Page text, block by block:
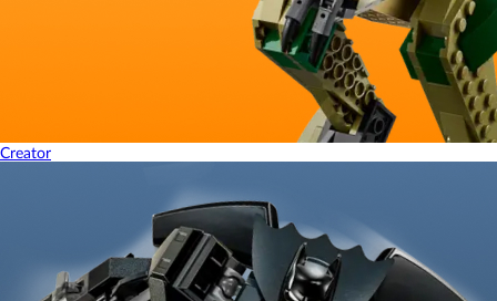
Creator